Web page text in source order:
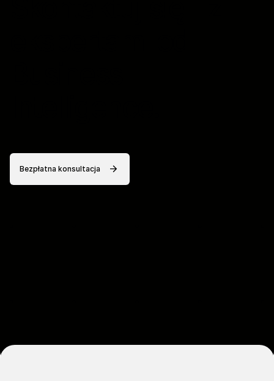
Bezpłatna konsultacja